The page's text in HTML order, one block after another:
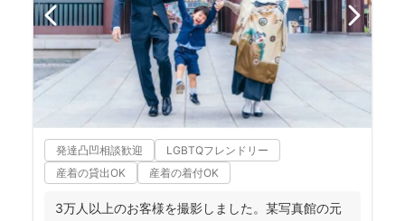
発達凸凹相談歓迎
LGBTQフレンドリー
産着の貸出OK
産着の着付OK
3万人以上のお客様を撮影しました。某写真館の元